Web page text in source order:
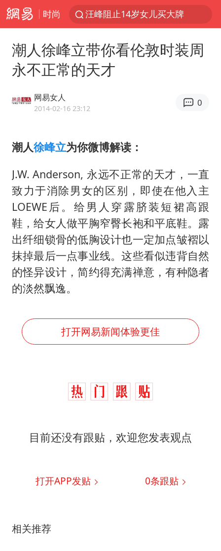
时尚
汪峰阻止14岁女儿买大牌
王力宏演唱会黄牛带观众藏匿被查获
陕西省委书记赶赴柞水县杏坪镇
改名后的“青海拉面”店
四川宜宾市高县发生4.9级地震
河南某医院2.33亿工程串标案细节披露
男子杀人后逃进深山21年活得像野人
立秋的仪式感
公司“上四休三”但要降薪1000元
A股收盘：三大指数均涨超1%
潮人徐峰立带你看伦敦时装周
永不正常的天才
网易女人
2014-02-16 23:12
0
潮人徐峰立为你微博解读：
J.W. Anderson, 永远不正常的天才，一直
致力于消除男女的区别，即使在他入主
LOEWE后。给男人穿露脐装短裙高跟
鞋，给女人做平胸窄臀长袍和平底鞋。露
出纤细锁骨的低胸设计也一定加点皱褶以
抹掉最后一点事业线。这些看似违背自然
的怪异设计，简约得充满禅意，有种隐者
的淡然飘逸。
打开网易新闻体验更佳
目前还没有跟贴，欢迎您发表观点
打开APP发贴 0条跟贴
相关推荐